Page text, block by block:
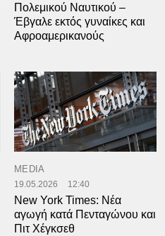
Πολεμικού Ναυτικού –
Έβγαλε εκτός γυναίκες και
Αφροαμερικανούς
MEDIA
19.05.2026 12:40
New York Times: Νέα
αγωγή κατά Πενταγώνου και
Πιτ Χέγκσεθ